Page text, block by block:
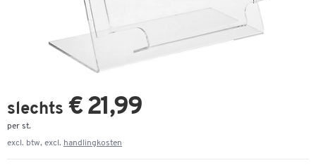
slechts € 21,99
per st.
excl. btw, excl. handlingkosten